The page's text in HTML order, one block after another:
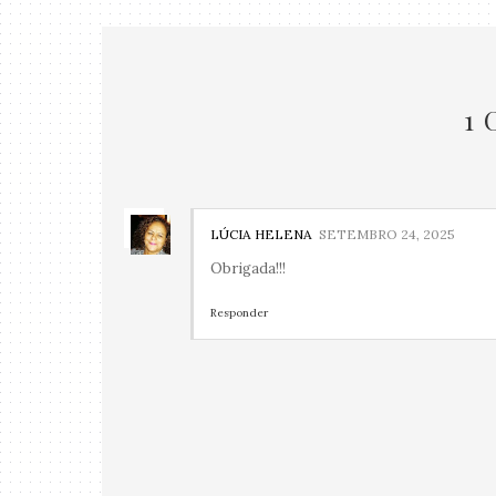
1
LÚCIA HELENA SETEMBRO 24, 2025
Obrigada!!!
Responder